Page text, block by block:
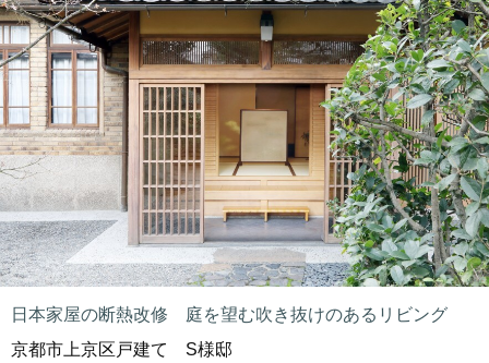
日本家屋の断熱改修 庭を望む吹き抜けのあるリビング
京都市上京区戸建て S様邸